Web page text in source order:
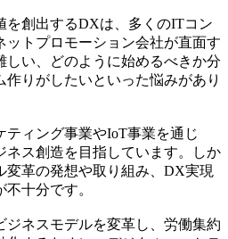
を創出するDXは、多くのITコン
ットプロモーション会社が直面す
しい、どのように始めるべきか分
りがしたいといった悩みがあり
ィング事業やIoT事業を通じ
ネス創造を目指しています。しか
変革の発想や取り組み、DX実現
十分です。
ジネスモデルを変革し、労働集約